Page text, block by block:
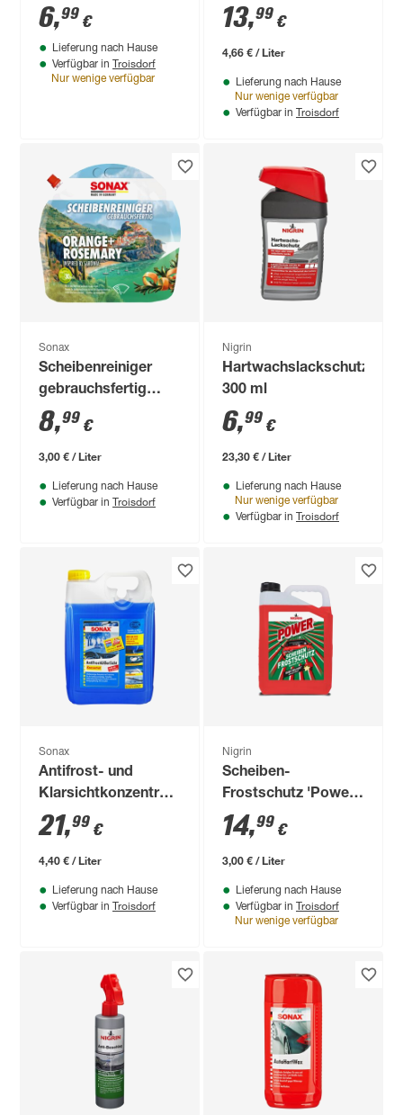
6,99 €
Lieferung nach Hause
Verfügbar in Troisdorf
Nur wenige verfügbar
Sweet Home 3 l
13,99 €
4,66 € / Liter
Lieferung nach Hause
Nur wenige verfügbar
Verfügbar in Troisdorf
Sonax
Scheibenreiniger
gebrauchsfertig
Orange+Rosemary 3
l
8,99 €
3,00 € / Liter
Lieferung nach Hause
Verfügbar in Troisdorf
Nigrin
Hartwachslackschutz
300 ml
6,99 €
23,30 € / Liter
Lieferung nach Hause
Nur wenige verfügbar
Verfügbar in Troisdorf
Sonax
Antifrost- und
Klarsichtkonzentrat
5 l
21,99 €
4,40 € / Liter
Lieferung nach Hause
Verfügbar in Troisdorf
Nigrin
Scheiben-
Frostschutz 'Power
Ruby Delight' bis -18
°C 5 l
14,99 €
3,00 € / Liter
Lieferung nach Hause
Verfügbar in Troisdorf
Nur wenige verfügbar